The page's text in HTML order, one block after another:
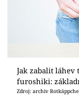
Jak zabalit
furoshiki:
Zdroj: archiv